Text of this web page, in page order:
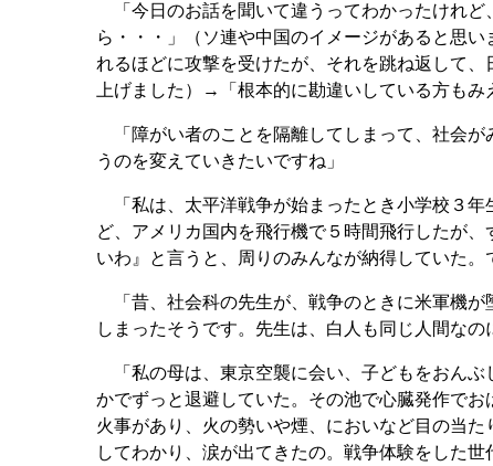
「今日のお話を聞いて違うってわかったけれど
ら・・・」（ソ連や中国のイメージがあると思
れるほどに攻撃を受けたが、それを跳ね返して
上げました）→「根本的に勘違いしている方も
「障がい者のことを隔離してしまって、社会が
うのを変えていきたいですね」
「私は、太平洋戦争が始まったとき小学校３年
ど、アメリカ国内を飛行機で５時間飛行したが
いわ』と言うと、周りのみんなが納得していた
「昔、社会科の先生が、戦争のときに米軍機が
しまったそうです。先生は、白人も同じ人間な
「私の母は、東京空襲に会い、子どもをおんぶ
かでずっと退避していた。その池で心臓発作で
火事があり、火の勢いや煙、においなど目の当
してわかり、涙が出てきたの。戦争体験をした